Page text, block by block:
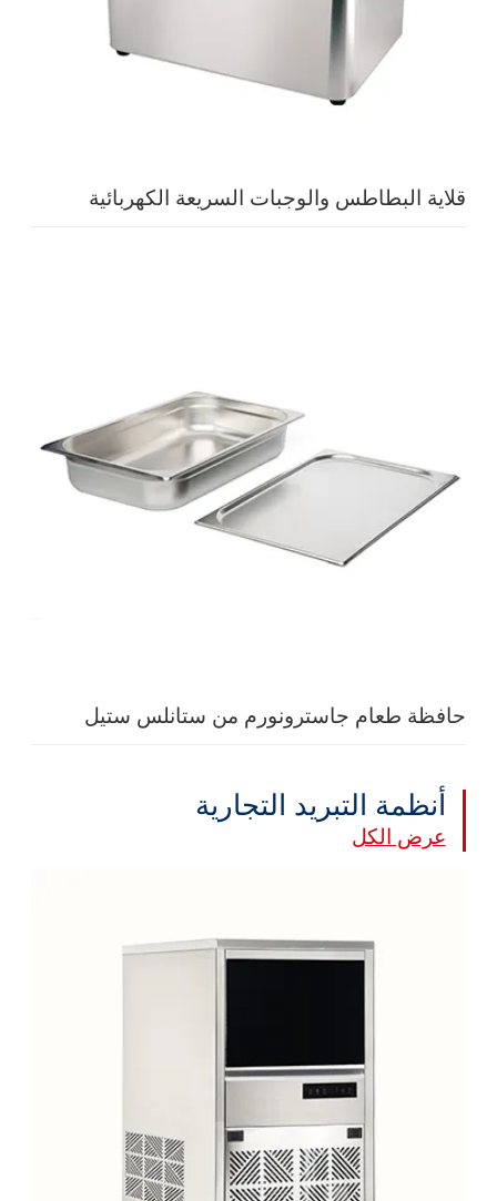
قلاية البطاطس والوجبات السريعة الكهربائية
حافظة طعام جاسترونورم من ستانلس ستيل
أنظمة التبريد التجارية
عرض الكل